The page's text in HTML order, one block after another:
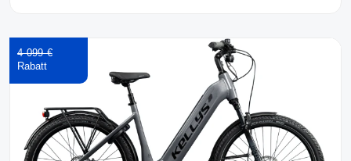
4 099 €